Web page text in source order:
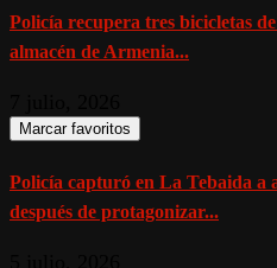
Policía recupera tres bicicletas
almacén de Armenia...
Marcar favoritos
Policía capturó en La Tebaida a
después de protagonizar...